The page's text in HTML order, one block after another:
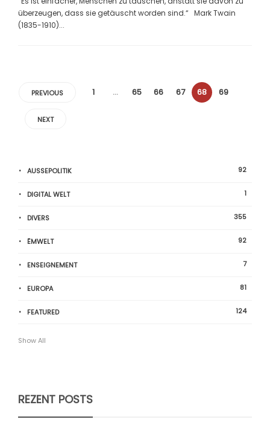
überzeugen, dass sie getäuscht worden sind.“ Mark Twain
(1835-1910)...
PREVIOUS 1 … 65 66 67 68 69
NEXT
AUSSEPOLITIK 92
DIGITAL WELT 1
DIVERS 355
ËMWELT 92
ENSEIGNEMENT 7
EUROPA 81
FEATURED 124
Show All
REZENT POSTS